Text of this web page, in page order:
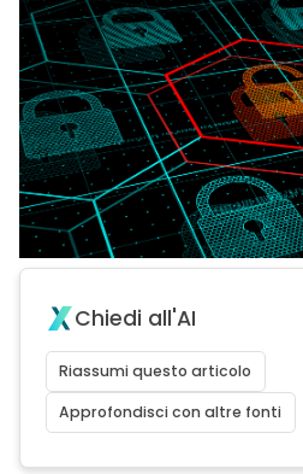
Chiedi all'AI
Riassumi questo articolo
Approfondisci con altre fonti